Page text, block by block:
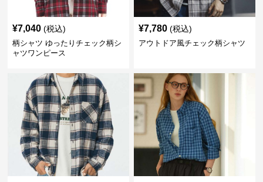
¥7,040 (税込)
柄シャツ ゆったりチェック柄シ
ャツワンピース
¥7,780 (税込)
アウトドア風チェック柄シャツ